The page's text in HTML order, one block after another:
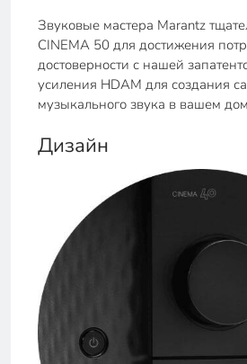
Звуковые мастера Marantz
CINEMA 50 для достижения
достоверности с нашей
усиления HDAM для создания
музыкального звука в вашем
Дизайн